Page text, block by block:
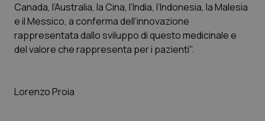
Liguria
Lombardia
Disturbi dell’umore
Dolore
Canada, l’Australia, la Cina, l’India, l’Indonesia, la Malesia
e il Messico, a conferma dell’innovazione
rappresentata dallo sviluppo di questo medicinale e
del valore che rappresenta per i pazienti".
Lorenzo Proia